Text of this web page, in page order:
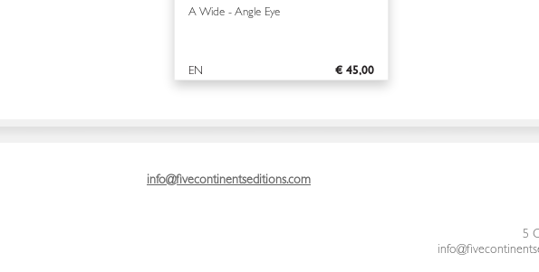
A Wide - Angle Eye
€ 45,00
EN
info@fivecontinentseditions.com
5